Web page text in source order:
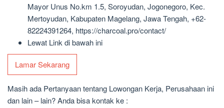
Mayor Unus No.km 1.5, Soroyudan, Jogonegoro, Kec.
Mertoyudan, Kabupaten Magelang, Jawa Tengah, +62-
82224391264, https://charcoal.pro/contact/
Lewat Link di bawah ini
Lamar Sekarang
Masih ada Pertanyaan tentang Lowongan Kerja, Perusahaan ini
dan lain – lain? Anda bisa kontak ke :